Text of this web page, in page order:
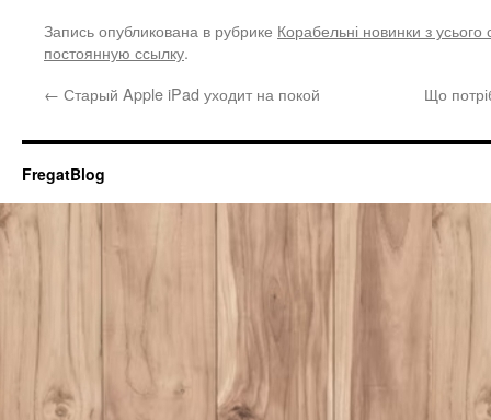
Запись опубликована в рубрике Корабельні новинки з усього
постоянную ссылку.
← Старый Apple iPad уходит на покой Що
FregatBlog